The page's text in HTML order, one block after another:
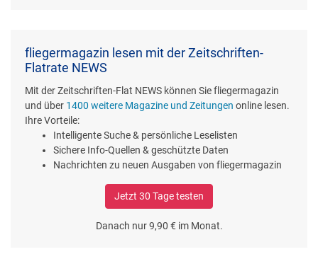
fliegermagazin lesen mit der Zeitschriften-
Flatrate NEWS
Mit der Zeitschriften-Flat NEWS können Sie fliegermagazin
und über 1400 weitere Magazine und Zeitungen online lesen.
Ihre Vorteile:
Intelligente Suche & persönliche Leselisten
Sichere Info-Quellen & geschützte Daten
Nachrichten zu neuen Ausgaben von fliegermagazin
Jetzt 30 Tage testen
Danach nur 9,90 € im Monat.